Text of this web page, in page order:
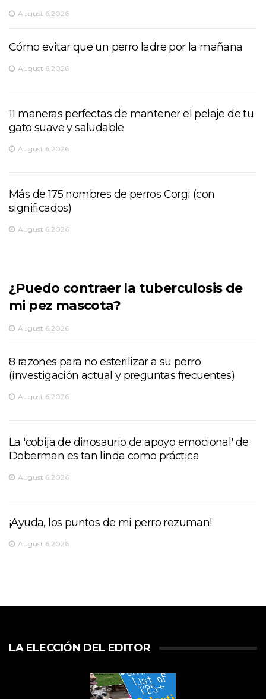
August 6,2026
Cómo evitar que un perro ladre por la mañana
August 6,2026
11 maneras perfectas de mantener el pelaje de tu
gato suave y saludable
August 6,2026
Más de 175 nombres de perros Corgi (con
significados)
August 6,2026
¿Puedo contraer la tuberculosis de
mi pez mascota?
August 6,2026
8 razones para no esterilizar a su perro
(investigación actual y preguntas frecuentes)
August 6,2026
La 'cobija de dinosaurio de apoyo emocional' de
Doberman es tan linda como práctica
August 6,2026
¡Ayuda, los puntos de mi perro rezuman!
August 6,2026
LA ELECCIÓN DEL EDITOR